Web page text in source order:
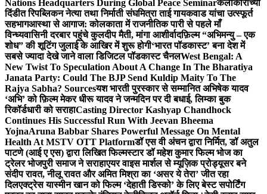
Nations Headquarters During Global Peace Seminarकलाकारांच्या
दिंडीत रिपब्लिकन नेत्या तथा निर्माती संघमित्रा ताई गायकवाड यांचा उत्स्फूर्त
सहभागआस्था से आगाज: कोलकाता में राजनीतिक पारी से पहले माँ
विन्ध्यवासिनी दरबार पहुंचे कुलदीप मैती, मांगा आशीर्वादफ़िल्म “अभिमन्यु – एक
शोध” की शूटिंग जुलाई के आखिर में शुरू होगी‘भारत पॉडकास्ट’ बना देश में
सबसे ज्यादा देखे जाने वाला डिजिटल पॉडकास्ट चैनलWest Bengal: A
New Twist To Speculation About A Change In The Bharatiya
Janata Party: Could The BJP Send Kuldip Maity To The
Rajya Sabha? Sourcesयश भारती पुरस्कार से सम्मानित अभिषेक यादव
‘अभि’ को फ़िल्म मेकर धीरू यादव ने जन्मदिन पर दी बधाई, लिम्का बुक
रिकॉर्डधारी को सराहाCasting Director Kashyap Chandhock
Continues His Successful Run With Jeevan Bheema
YojnaAruna Babbar Shares Powerful Message On Mental
Health At MSTV OTT Platformडॉ एस वी अंचन द्वारा निर्मित, डॉ अतुल
पाटणे (आई ए एस) द्वारा लिखित फिल्मस्टार डॉ महेश कुमार फिल्म भोज का
ट्रेलर भोजपुरी समाज ने सराहाएयर वाइस मार्शल से म्यूज़िक प्रोड्यूसर बने
संदीप रावत, नीलू रावत और अमित मिश्रा का ‘असर ये तेरा’ जीत रहा
दिलएक्ट्रेस यास्मीन खान को फिल्म ‘देहाती डिस्को’ के लिए बेस्ट सपोर्टिंग